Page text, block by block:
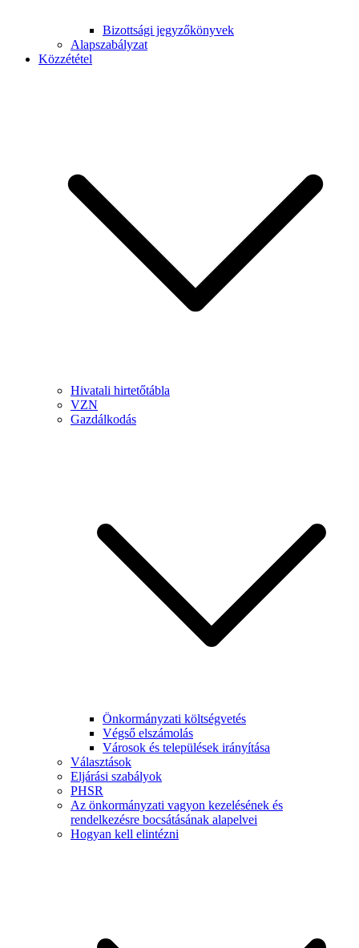
Bizottsági jegyzőkönyvek
Alapszabályzat
Közzététel
Hivatali hirtetőtábla
VZN
Gazdálkodás
Önkormányzati költségvetés
Végső elszámolás
Városok és települések irányítása
Választások
Eljárási szabályok
PHSR
Az önkormányzati vagyon kezelésének és
rendelkezésre bocsátásának alapelvei
Hogyan kell elintézni